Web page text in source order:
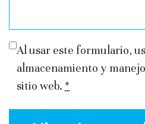
Al usar este formulario,
almacenamiento y
sitio web. *